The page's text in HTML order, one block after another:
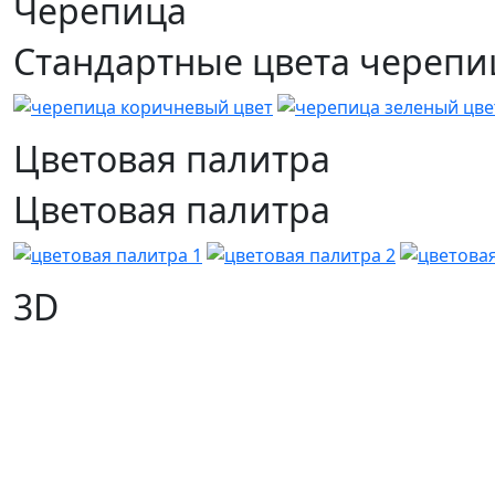
Черепица
Стандартные цвета
Цветовая палитра
Цветовая палитра
3D